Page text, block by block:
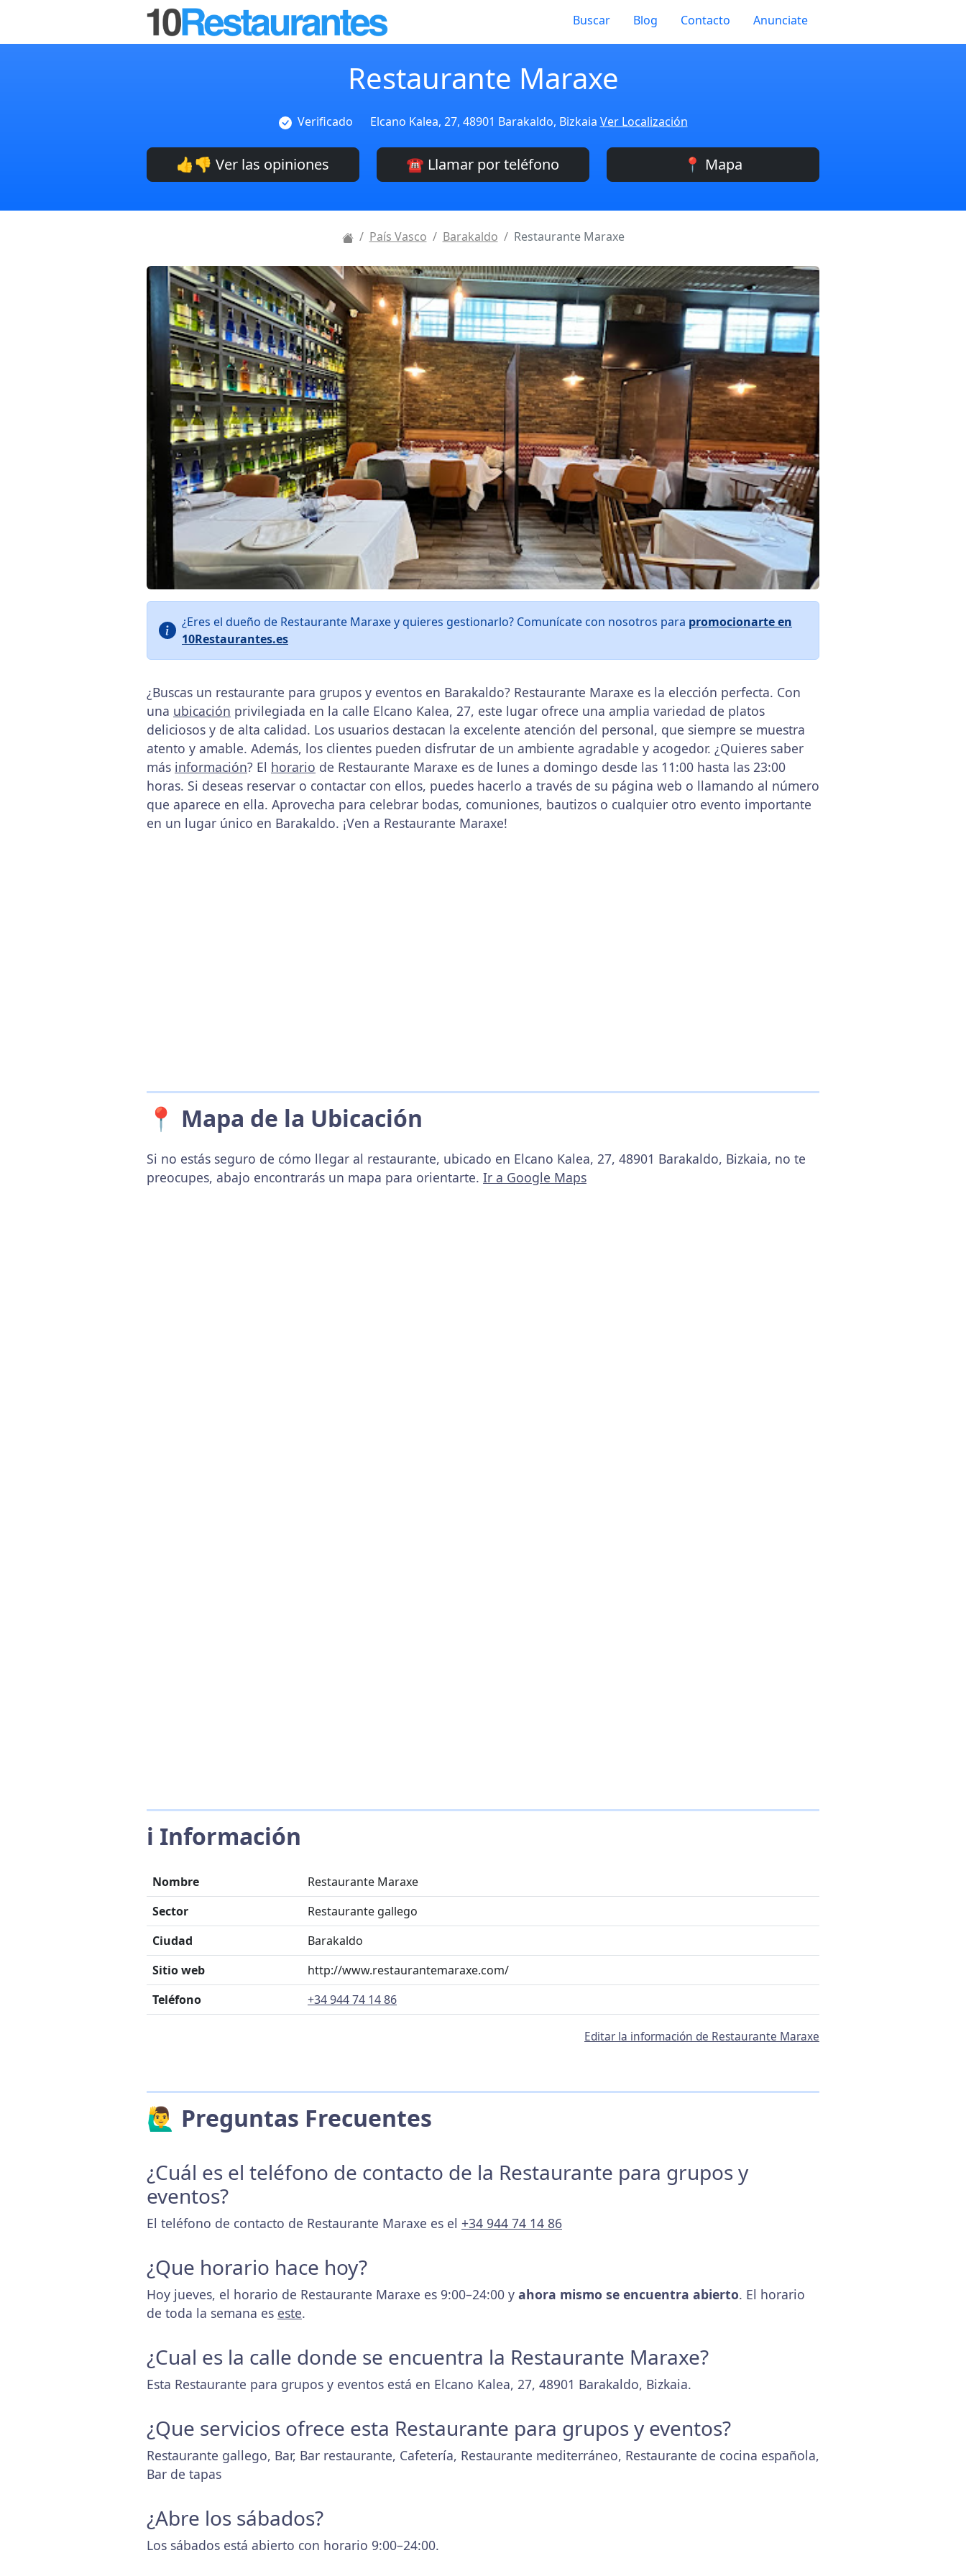
Buscar Blog Contacto Anunciate
Restaurante Maraxe
Verificado Elcano Kalea, 27, 48901 Barakaldo, Bizkaia Ver Localización
👍👎 Ver las opiniones ☎️ Llamar por teléfono 📍 Mapa
País Vasco Barakaldo Restaurante Maraxe
¿Eres el dueño de Restaurante Maraxe y quieres gestionarlo? Comunícate con nosotros para promocionarte en
10Restaurantes.es
¿Buscas un restaurante para grupos y eventos en Barakaldo? Restaurante Maraxe es la elección perfecta. Con
una ubicación privilegiada en la calle Elcano Kalea, 27, este lugar ofrece una amplia variedad de platos
deliciosos y de alta calidad. Los usuarios destacan la excelente atención del personal, que siempre se muestra
atento y amable. Además, los clientes pueden disfrutar de un ambiente agradable y acogedor. ¿Quieres saber
más información? El horario de Restaurante Maraxe es de lunes a domingo desde las 11:00 hasta las 23:00
horas. Si deseas reservar o contactar con ellos, puedes hacerlo a través de su página web o llamando al número
que aparece en ella. Aprovecha para celebrar bodas, comuniones, bautizos o cualquier otro evento importante
en un lugar único en Barakaldo. ¡Ven a Restaurante Maraxe!
📍 Mapa de la Ubicación
Si no estás seguro de cómo llegar al restaurante, ubicado en Elcano Kalea, 27, 48901 Barakaldo, Bizkaia, no te
preocupes, abajo encontrarás un mapa para orientarte. Ir a Google Maps
ℹ️ Información
Nombre
Restaurante Maraxe
Sector
Restaurante gallego
Ciudad
Barakaldo
Sitio web
http://www.restaurantemaraxe.com/
Teléfono
+34 944 74 14 86
Editar la información de Restaurante Maraxe
🙋‍♂️ Preguntas Frecuentes
¿Cuál es el teléfono de contacto de la Restaurante para grupos y
eventos?
El teléfono de contacto de Restaurante Maraxe es el +34 944 74 14 86
¿Que horario hace hoy?
Hoy jueves, el horario de Restaurante Maraxe es 9:00–24:00 y ahora mismo se encuentra abierto. El horario
de toda la semana es este.
¿Cual es la calle donde se encuentra la Restaurante Maraxe?
Esta Restaurante para grupos y eventos está en Elcano Kalea, 27, 48901 Barakaldo, Bizkaia.
¿Que servicios ofrece esta Restaurante para grupos y eventos?
Restaurante gallego, Bar, Bar restaurante, Cafetería, Restaurante mediterráneo, Restaurante de cocina española,
Bar de tapas
¿Abre los sábados?
Los sábados está abierto con horario 9:00–24:00.